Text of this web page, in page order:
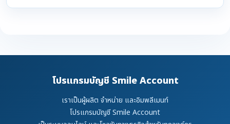
โปรแกรมบัญชี Smile Account
เราเป็นผู้ผลิต จำหน่าย และอิมพลีเมนท์
โปรแกรมบัญชี Smile Account